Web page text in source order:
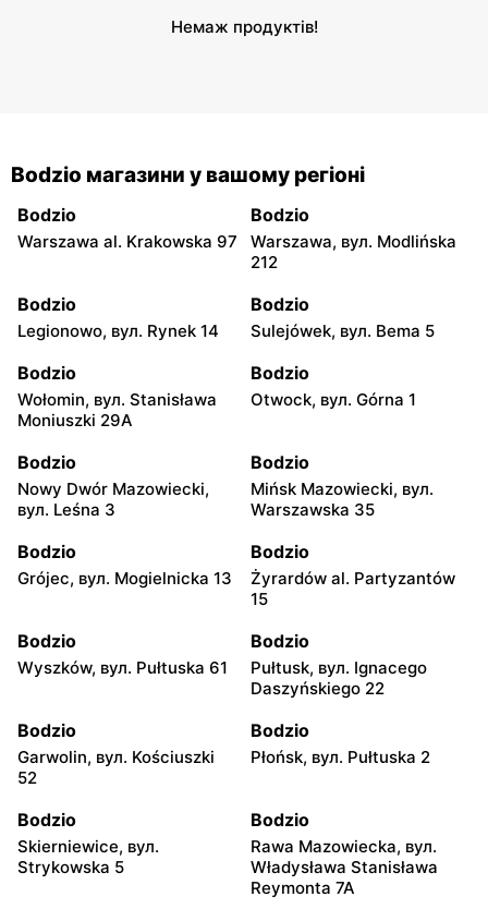
Немаж продуктів!
Bodzio магазини у вашому регіоні
Bodzio
Warszawa al. Krakowska 97
Bodzio
Warszawa, вул. Modlińska
212
Bodzio
Legionowo, вул. Rynek 14
Bodzio
Sulejówek, вул. Bema 5
Bodzio
Wołomin, вул. Stanisława
Moniuszki 29A
Bodzio
Otwock, вул. Górna 1
Bodzio
Nowy Dwór Mazowiecki,
вул. Leśna 3
Bodzio
Mińsk Mazowiecki, вул.
Warszawska 35
Bodzio
Grójec, вул. Mogielnicka 13
Bodzio
Żyrardów al. Partyzantów
15
Bodzio
Wyszków, вул. Pułtuska 61
Bodzio
Pułtusk, вул. Ignacego
Daszyńskiego 22
Bodzio
Garwolin, вул. Kościuszki
52
Bodzio
Płońsk, вул. Pułtuska 2
Bodzio
Skierniewice, вул.
Strykowska 5
Bodzio
Rawa Mazowiecka, вул.
Władysława Stanisława
Reymonta 7A